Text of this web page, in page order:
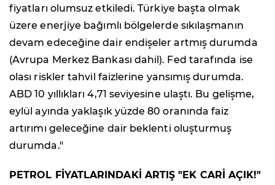
fiyatları olumsuz etkiledi. Türkiye başta olmak
üzere enerjiye bağımlı bölgelerde sıkılaşmanın
devam edeceğine dair endişeler artmış durumda
(Avrupa Merkez Bankası dahil). Fed tarafında ise
olası riskler tahvil faizlerine yansımış durumda.
ABD 10 yıllıkları 4,71 seviyesine ulaştı. Bu gelişme,
eylül ayında yaklaşık yüzde 80 oranında faiz
artırımı geleceğine dair beklenti oluşturmuş
durumda."
PETROL FİYATLARINDAKİ ARTIŞ "EK CARİ AÇIK!"